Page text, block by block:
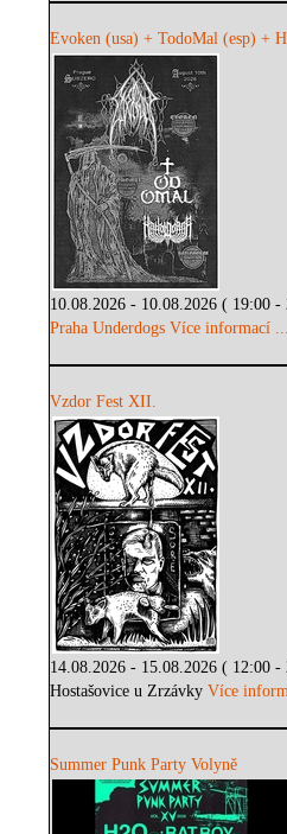
Evoken (usa) + TodoMal (esp) +
10.08.2026 - 10.08.2026 ( 19:00 -
Praha Underdogs Více informací ...
Vzdor Fest XII.
14.08.2026 - 15.08.2026 ( 12:00 -
Hostašovice u ZrzávkyVíce
Summer Punk Party Volyně